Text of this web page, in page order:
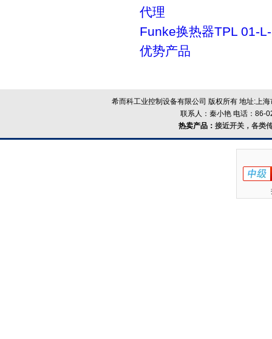
代理
Funke换热器TPL 01-
优势产品
希而科工业控制设备有限公司 版权所有 地址:上
联系人：秦小艳 电话：86-
热卖产品： 接近开关，各类